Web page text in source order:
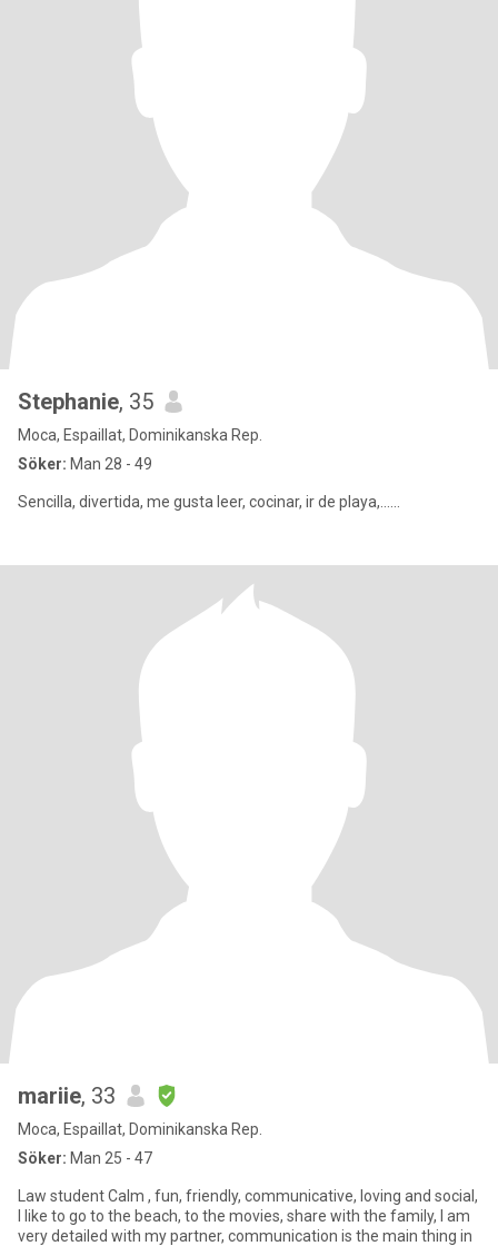
Stephanie, 35
Moca, Espaillat, Dominikanska Rep.
Söker: Man 28 - 49
Sencilla, divertida, me gusta leer, cocinar, ir de playa,......
mariie, 33
Moca, Espaillat, Dominikanska Rep.
Söker: Man 25 - 47
Law student Calm , fun, friendly, communicative, loving and social,
I like to go to the beach, to the movies, share with the family, I am
very detailed with my partner, communication is the main thing in